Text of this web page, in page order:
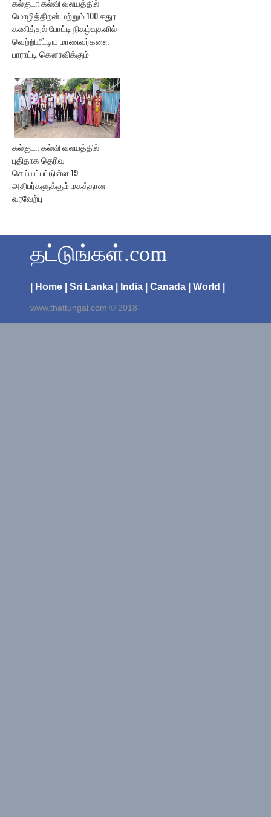
கல்குடா கல்வி வலயத்தில்
மொழித்திறன் மற்றும் 100 சதுர
கணித்தல் போட்டி நிகழ்வுகளில்
வெற்றியீட்டிய மாணவர்களை
பாராட்டி கௌரவிக்கும்
கல்குடா கல்வி வலயத்தில்
புதிதாக தெரிவு
செய்யப்பட்டுள்ள 19
அதிபர்களுக்கும் மகத்தான
வரவேற்பு
தட்டுங்கள்.com
| Home | Sri Lanka | India | Canada | World |
www.thattungal.com © 2018